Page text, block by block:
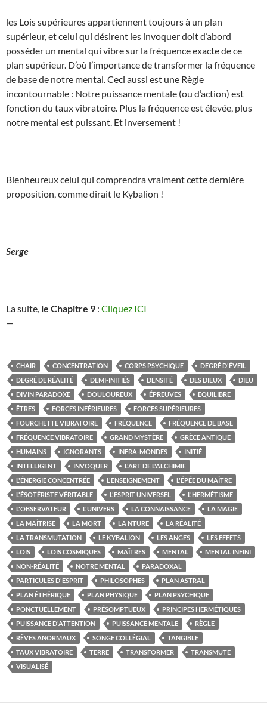
les Lois supérieures appartiennent toujours à un plan
supérieur, et celui qui désirent les invoquer doit d’abord
posséder un mental qui vibre sur la fréquence exacte de ce
plan supérieur. D’où l’importance de transformer la fréquence
de base de notre mental. Ceci aussi est une Règle
incontournable : Notre puissance mentale (ou d’action) est
fonction du taux vibratoire. Plus la fréquence est élevée, plus
notre mental est puissant. Et inversement !
Bienheureux celui qui comprendra vraiment cette dernière
proposition, comme dirait le Kybalion !
Serge
La suite, le Chapitre 9 : Cliquez ICI
—
CHAIR CONCENTRATION CORPS PSYCHIQUE
DEGRÉ D'ÉVEIL
DEGRÉ DE RÉALITÉ
DEMI-INITIÉS DENSITÉ DES DIEUX
DIEU
DIVIN PARADOXE
DOULOUREUX ÉPREUVES
EQUILIBRE
ÊTRES
FORCES INFÉRIEURES
FORCES SUPÉRIEURES
FOURCHETTE VIBRATOIRE
FRÉQUENCE
FRÉQUENCE DE BASE
FRÉQUENCE VIBRATOIRE
GRAND MYSTÈRE
GRÈCE ANTIQUE
HUMAINS
IGNORANTS INFRA-MONDES
INITIÉ
INTELLIGENT
INVOQUER
L'ART DE L'ALCHIMIE
L'ÉNERGIE CONCENTRÉE
L'ENSEIGNEMENT
L'ÉPÉE DU MAÎTRE
L'ÉSOTÉRISTE VÉRITABLE
L'ESPRIT UNIVERSEL
L'HERMÉTISME
L'OBSERVATEUR
L'UNIVERS LA CONNAISSANCE
LA MAGIE
LA MAÎTRISE
LA MORT LA NTURE
LA RÉALITÉ
LA TRANSMUTATION
LE KYBALION LES ANGES
LES EFFETS
LOIS
LOIS COSMIQUES MAÎTRES MENTAL
MENTAL INFINI
NON-RÉALITÉ
NOTRE MENTAL
PARADOXAL
PARTICULES D'ESPRIT
PHILOSOPHES
PLAN ASTRAL
PLAN ÉTHÉRIQUE
PLAN PHYSIQUE
PLAN PSYCHIQUE
PONCTUELLEMENT
PRÉSOMPTUEUX
PRINCIPES HERMÉTIQUES
PUISSANCE D'ATTENTION
PUISSANCE MENTALE
RÈGLE
RÊVES ANORMAUX
SONGE COLLÉGIAL
TANGIBLE
TAUX VIBRATOIRE
TERRE TRANSFORMER
TRANSMUTE
VISUALISÉ